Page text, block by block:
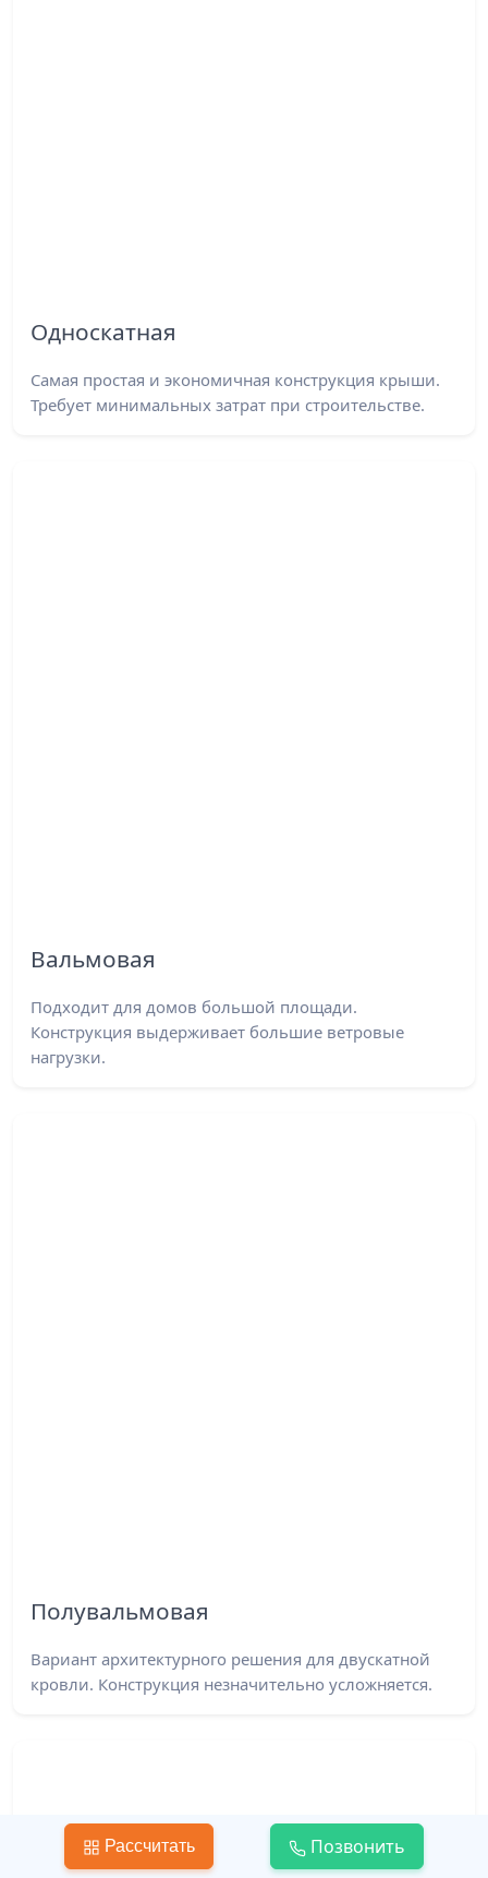
Односкатная
Самая простая и экономичная конструкция крыши.
Требует минимальных затрат при строительстве.
Вальмовая
Подходит для домов большой площади.
Конструкция выдерживает большие ветровые
нагрузки.
Полувальмовая
Вариант архитектурного решения для двускатной
кровли. Конструкция незначительно усложняется.
Рассчитать Позвонить